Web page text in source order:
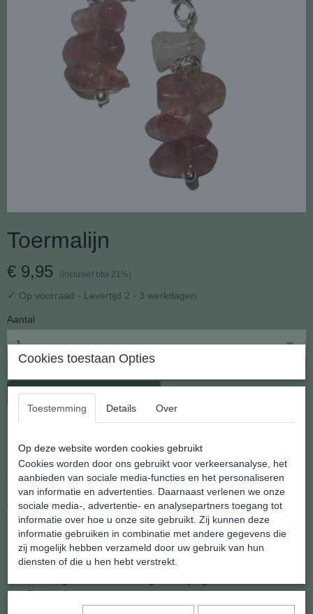
Toermalijn
€ 9,95 (inclusief btw 21%)
✓ Op voorraad - Levertijd 2 - 3 werkdagen
Aantal
In winkelwagen
Split kralen zijn het rest produkt van edelsteen en half-edelsteen
verwerking.
Wil je zekerheid over de echtheid van de steensoort dan is Split de
beste optie. Niemand zal voor veel geld een restprodukt maken.
Het zijn ook nog eens hele leuke en creatieve oorhangers die bij
elke kledingstijl te combineren zijn.
van Shannashop.
Cookies toestaan Opties
Toestemming Details Over
Op deze website worden cookies gebruikt
Cookies worden door ons gebruikt voor verkeersanalyse, het
aanbieden van sociale media-functies en het personaliseren
van informatie en advertenties. Daarnaast verlenen we onze
sociale media-, advertentie- en analysepartners toegang tot
informatie over hoe u onze site gebruikt. Zij kunnen deze
informatie gebruiken in combinatie met andere gegevens die
zij mogelijk hebben verzameld door uw gebruik van hun
diensten of die u hen hebt verstrekt.